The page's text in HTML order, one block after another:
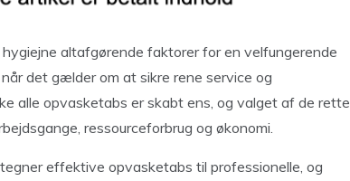
altafgørende faktorer for en velfungerende
det gælder om at sikre rene service og
alle opvasketabs er skabt ens, og valget af de rette
ressourceforbrug og økonomi.
effektive opvasketabs til professionelle, og